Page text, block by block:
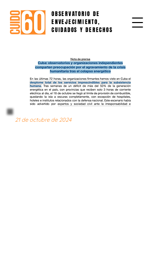
OBSERVATORIO DE
ENVEJECIMIENTO,
CUIDADOS Y DERECHOS
21 de octubre de 2024